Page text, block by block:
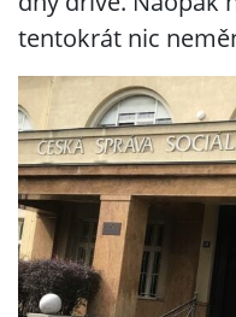
tentokrát nic